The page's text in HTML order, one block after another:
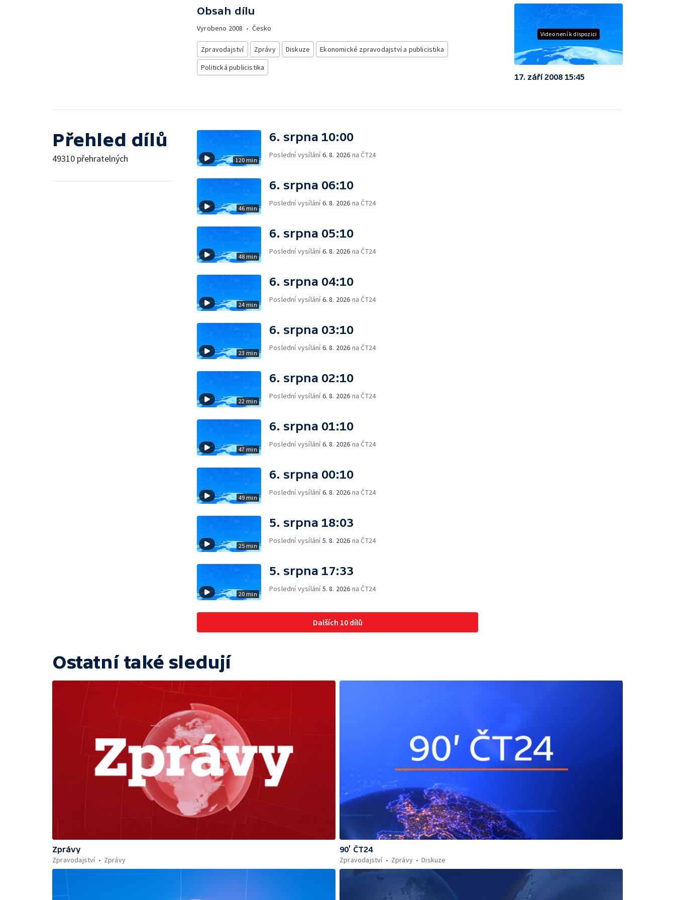
Obsah dílu
Vyrobeno 2008 • Česko
Zpravodajství Zprávy Diskuze
Ekonomické zpravodajství a publicistika
Politická publicistika
Video není k dispozici
17. září 2008 15:45
Přehled dílů
49310 přehratelných 120 min
6. srpna 10:00
Poslední vysílání6. 8. 2026 na ČT24
46 min
6. srpna 06:10
Poslední vysílání6. 8. 2026 na ČT24
48 min
6. srpna 05:10
Poslední vysílání6. 8. 2026 na ČT24
24 min
6. srpna 04:10
Poslední vysílání6. 8. 2026 na ČT24
23 min
6. srpna 03:10
Poslední vysílání6. 8. 2026 na ČT24
22 min
6. srpna 02:10
Poslední vysílání6. 8. 2026 na ČT24
47 min
6. srpna 01:10
Poslední vysílání6. 8. 2026 na ČT24
49 min
6. srpna 00:10
Poslední vysílání6. 8. 2026 na ČT24
25 min
5. srpna 18:03
Poslední vysílání5. 8. 2026 na ČT24
20 min
5. srpna 17:33
Poslední vysílání5. 8. 2026 na ČT24
Dalších 10 dílů
Ostatní také sledují
Zprávy
Zpravodajství
Zprávy
90’ ČT24
Zpravodajství
Zprávy Diskuze